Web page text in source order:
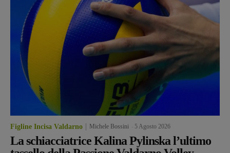
Figline Incisa Valdarno Michele Bossini 5 Agosto 2026
La schiacciatrice Kalina Pylinska l’ultimo